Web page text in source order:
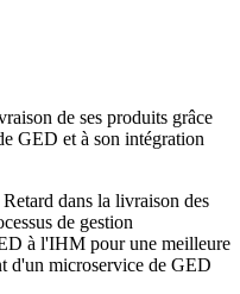
de ses produits grâce
GED et à son intégration
dans la livraison des
de gestion
à l'IHM pour une meilleure
d'un microservice de GED